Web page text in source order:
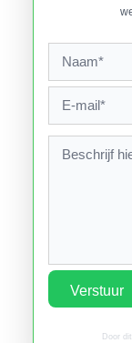
Verstuur
Door